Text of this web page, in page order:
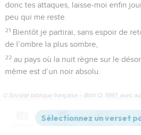
donc tes attaques, laisse-moi enfin
peu qui me reste.
21 Bientôt je partirai, sans espoir de
de l’ombre la plus sombre,
22 au pays où la nuit règne sur le
même est d’un noir absolu.
© Société biblique française – Bibli’O, 1997, avec
Versions Commentaires